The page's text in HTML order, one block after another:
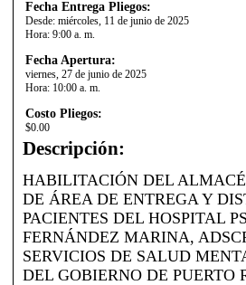
Fecha Entrega Pliegos:
Desde: miércoles, 11 de junio de 2025
Hora: 9:00 a. m.
Fecha Apertura:
viernes, 27 de junio de 2025
Hora: 10:00 a. m.
Costo Pliegos:
$0.00
Descripción:
​HABILITACIÓN DEL
DE ÁREA DE ENTREGA Y
PACIENTES DEL HOSPITAL
FERNÁNDEZ MARINA,
SERVICIOS DE SALUD
DEL GOBIERNO DE PUERTO